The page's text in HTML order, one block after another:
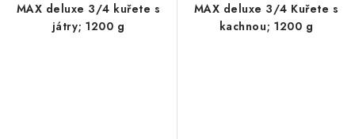
MAX deluxe 3/4 kuřete s
játry; 1200 g
MAX deluxe 3/4 Kuřete s
kachnou; 1200 g